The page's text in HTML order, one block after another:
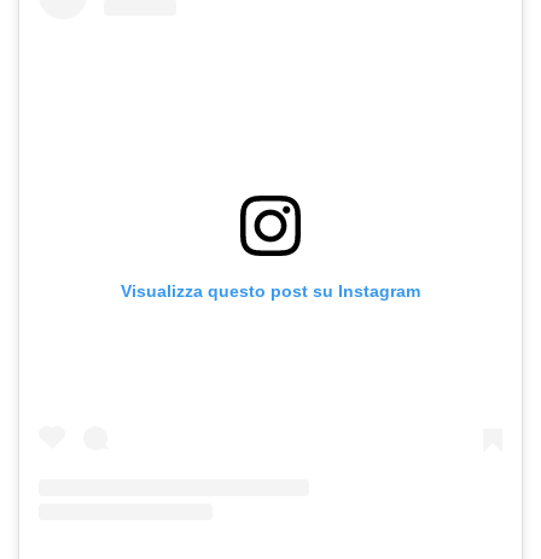
Visualizza questo post su Instagram